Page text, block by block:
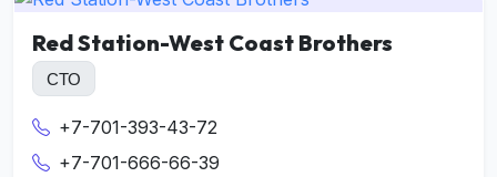
Red Station-West Coast Brothers
СТО
+7-701-393-43-72
+7-701-666-66-39